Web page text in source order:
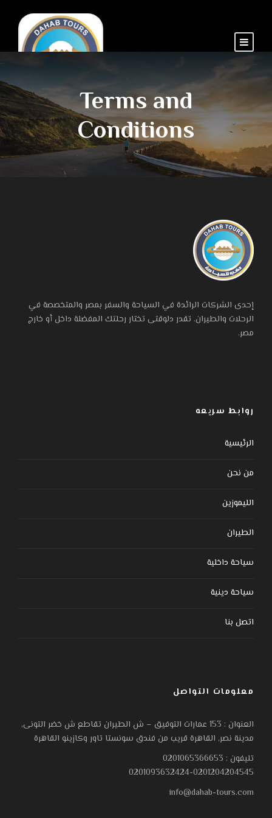
Terms and
Conditions
إحدى الشركات الرائدة في السياحة والسفر بمصر والمتخصصة في
الرحلات والطيران. تقدر دلوقتى تختار رحلتك المفضلة داخل أو خارج
مصر.
روابط سريعه
الرئيسية
من نحن
الليموزين
الطيران
سياحة داخلية
سياحة دينية
اتصل بنا
معلومات التواصل
العنوان : 153 عمارات التوفيق – ش الطيران تقاطع ش خضر التونى,
مدينة نصر, القاهرة قريب من فندق سونستا تاور وكازينو القاهرة
تليفون : 0201065366653
0201093632424-0201204204545
info@dahab-tours.com